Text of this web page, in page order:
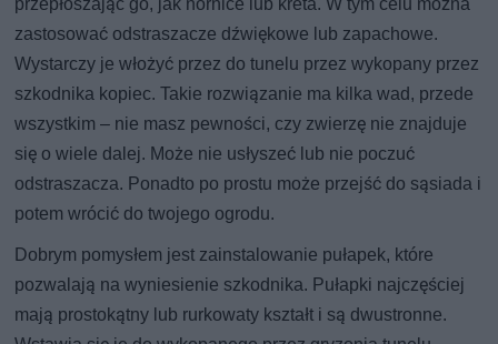
zastosować odstraszacze dźwiękowe lub zapachowe.
Wystarczy je włożyć przez do tunelu przez wykopany przez
szkodnika kopiec. Takie rozwiązanie ma kilka wad, przede
wszystkim – nie masz pewności, czy zwierzę nie znajduje
się o wiele dalej. Może nie usłyszeć lub nie poczuć
odstraszacza. Ponadto po prostu może przejść do sąsiada i
potem wrócić do twojego ogrodu.
Dobrym pomysłem jest zainstalowanie pułapek, które
pozwalają na wyniesienie szkodnika. Pułapki najczęściej
mają prostokątny lub rurkowaty kształt i są dwustronne.